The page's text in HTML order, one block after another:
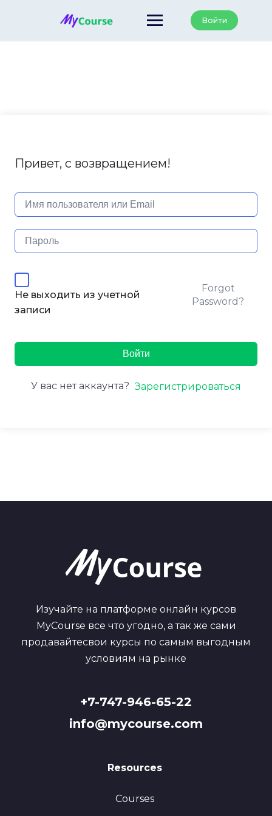
Войти
Привет, с возвращением!
Не выходить из учетной
записи
Forgot
Password?
Войти
У вас нет аккаунта? Зарегистрироваться
Изучайте на платформе онлайн курсов
MyCourse все что угодно, а так же сами
продавайтесвои курсы по самым выгодным
условиям на рынке
+7-747-946-65-22
info@mycourse.com
Resources
Courses